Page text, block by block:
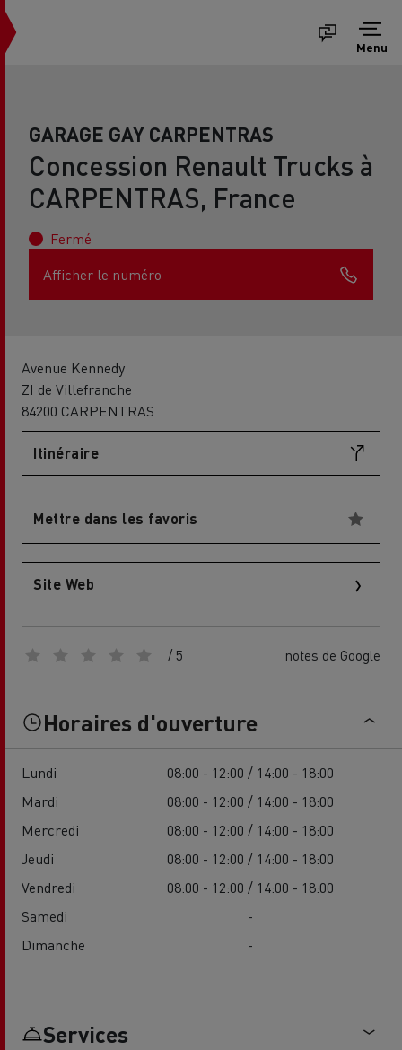
Menu
GARAGE GAY CARPENTRAS
Concession Renault Trucks à
CARPENTRAS, France
Fermé
Afficher le numéro
Avenue Kennedy
ZI de Villefranche
84200 CARPENTRAS
Itinéraire
Mettre dans les favoris
Site Web
/ 5 notes de Google
Horaires d'ouverture
Lundi
08:00 - 12:00 / 14:00 - 18:00
Mardi
08:00 - 12:00 / 14:00 - 18:00
Mercredi
08:00 - 12:00 / 14:00 - 18:00
Jeudi
08:00 - 12:00 / 14:00 - 18:00
Vendredi
08:00 - 12:00 / 14:00 - 18:00
Samedi
-
Dimanche
-
Services